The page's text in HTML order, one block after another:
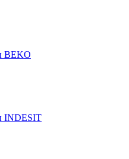
BEKO
INDESIT